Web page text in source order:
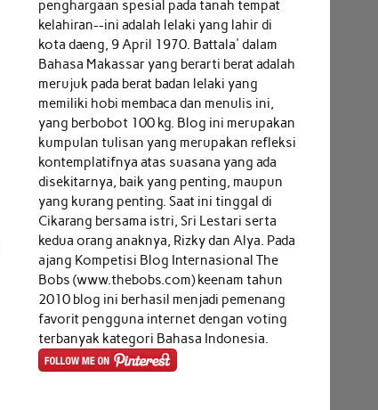
penghargaan spesial pada tanah tempat
kelahiran--ini adalah lelaki yang lahir di
kota daeng, 9 April 1970. Battala' dalam
Bahasa Makassar yang berarti berat adalah
merujuk pada berat badan lelaki yang
memiliki hobi membaca dan menulis ini,
yang berbobot 100 kg. Blog ini merupakan
kumpulan tulisan yang merupakan refleksi
kontemplatifnya atas suasana yang ada
disekitarnya, baik yang penting, maupun
yang kurang penting. Saat ini tinggal di
Cikarang bersama istri, Sri Lestari serta
kedua orang anaknya, Rizky dan Alya. Pada
ajang Kompetisi Blog Internasional The
Bobs (www.thebobs.com) keenam tahun
2010 blog ini berhasil menjadi pemenang
favorit pengguna internet dengan voting
terbanyak kategori Bahasa Indonesia.